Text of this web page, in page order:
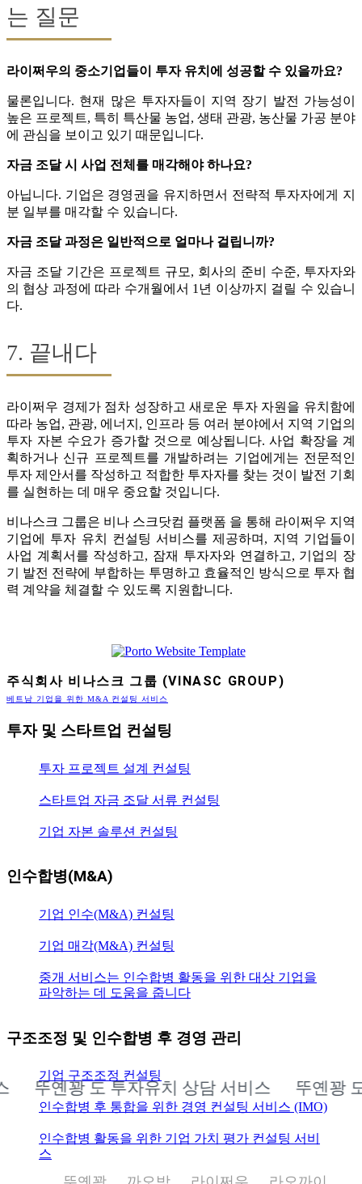
는 질문
라이쩌우의 중소기업들이 투자 유치에 성공할 수 있을까요?
물론입니다. 현재 많은 투자자들이 지역 장기 발전 가능성이
높은 프로젝트, 특히 특산물 농업, 생태 관광, 농산물 가공 분야
에 관심을 보이고 있기 때문입니다.
자금 조달 시 사업 전체를 매각해야 하나요?
아닙니다. 기업은 경영권을 유지하면서 전략적 투자자에게 지
분 일부를 매각할 수 있습니다.
자금 조달 과정은 일반적으로 얼마나 걸립니까?
자금 조달 기간은 프로젝트 규모, 회사의 준비 수준, 투자자와
의 협상 과정에 따라 수개월에서 1년 이상까지 걸릴 수 있습니
다.
7. 끝내다
라이쩌우 경제가 점차 성장하고 새로운 투자 자원을 유치함에
따라 농업, 관광, 에너지, 인프라 등 여러 분야에서 지역 기업의
투자 자본 수요가 증가할 것으로 예상됩니다. 사업 확장을 계
획하거나 신규 프로젝트를 개발하려는 기업에게는 전문적인
투자 제안서를 작성하고 적합한 투자자를 찾는 것이 발전 기회
를 실현하는 데 매우 중요할 것입니다.
비나스크 그룹은 비나 스크닷컴 플랫폼 을 통해 라이쩌우 지역
기업에 투자 유치 컨설팅 서비스를 제공하며, 지역 기업들이
사업 계획서를 작성하고, 잠재 투자자와 연결하고, 기업의 장
기 발전 전략에 부합하는 투명하고 효율적인 방식으로 투자 협
력 계약을 체결할 수 있도록 지원합니다.
주식회사 비나스크 그룹 (VINASC GROUP)
베트남 기업을 위한 M&A 컨설팅 서비스
투자 및 스타트업 컨설팅
투자 프로젝트 설계 컨설팅
스타트업 자금 조달 서류 컨설팅
기업 자본 솔루션 컨설팅
인수합병(M&A)
기업 인수(M&A) 컨설팅
기업 매각(M&A) 컨설팅
중개 서비스는 인수합병 활동을 위한 대상 기업을
파악하는 데 도움을 줍니다
구조조정 및 인수합병 후 경영 관리
기업 구조조정 컨설팅
인수합병 후 통합을 위한 경영 컨설팅 서비스 (IMO)
인수합병 활동을 위한 기업 가치 평가 컨설팅 서비
스
뚜옌꽝 도 투자유치 상담 서비스 뚜옌꽝 도